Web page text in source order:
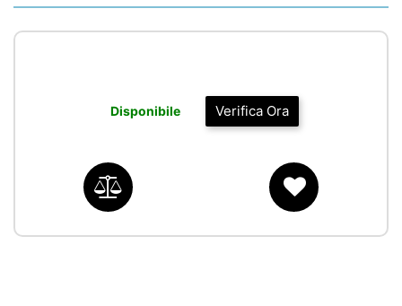
Verifica Ora
Disponibile